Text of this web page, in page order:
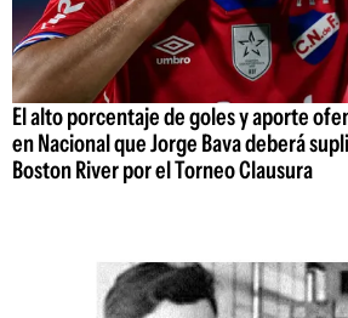
El alto porcentaje de goles y aporte
en Nacional que Jorge Bava deberá
Boston River por el Torneo Clausura